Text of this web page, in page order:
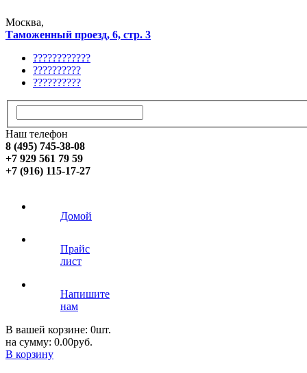
Москва,
Таможенный проезд, 6, стр. 3
????????????
??????????
??????????
Наш телефон
8 (495) 745-38-08
+7 929 561 79 59
+7 (916) 115-17-27
Домой
Прайс
лист
Напишите
нам
В вашей корзине: 0шт.
на сумму: 0.00руб.
В корзину